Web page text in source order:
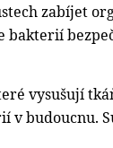
zabíjet
vysušují
budoucnu.